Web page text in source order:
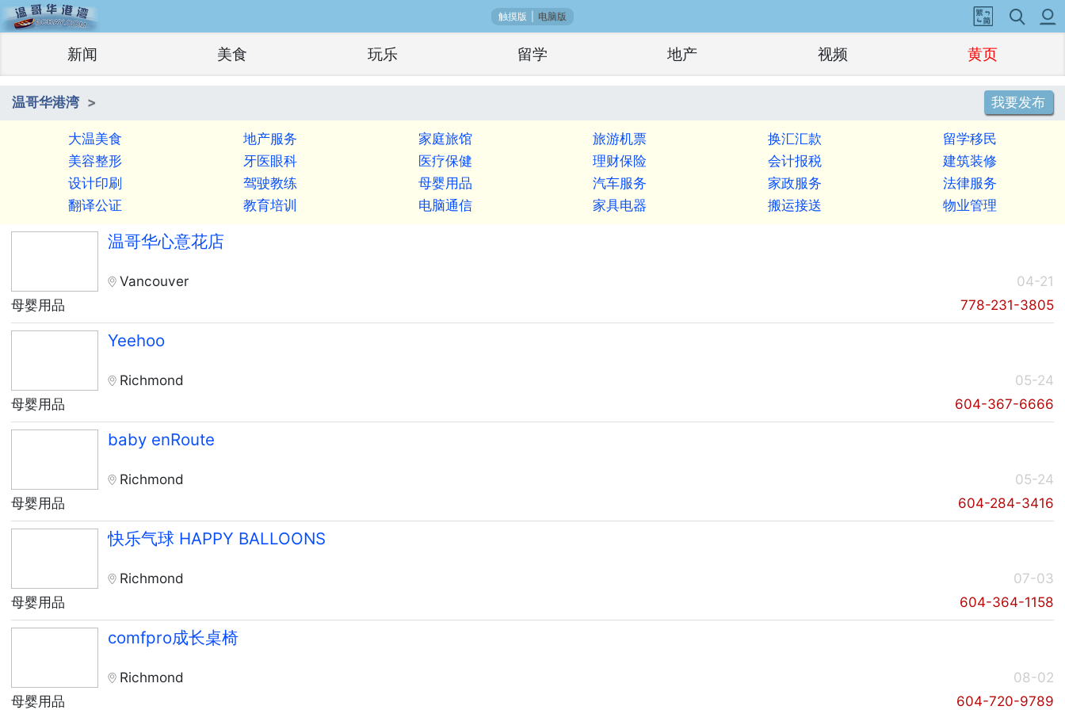
触摸版 电脑版
新闻 美食 玩乐 留学 地产 视频 黄页
温哥华港湾 我要发布
大温美食 地产服务 家庭旅馆 旅游机票 换汇汇款
留学移民
美容整形
牙医眼科 医疗保健 理财保险 会计报税
建筑装修
设计印刷
驾驶教练 母婴用品 汽车服务 家政服务
法律服务
翻译公证
教育培训 电脑通信 家具电器 搬运接送 物业管理
温哥华心意花店
Vancouver
04-21
母婴用品
778-231-3805
Yeehoo
Richmond
05-24
母婴用品
604-367-6666
baby enRoute
Richmond
05-24
母婴用品
604-284-3416
快乐气球 HAPPY BALLOONS
Richmond
07-03
母婴用品
604-364-1158
comfpro成长桌椅
Richmond
08-02
母婴用品
604-720-9789